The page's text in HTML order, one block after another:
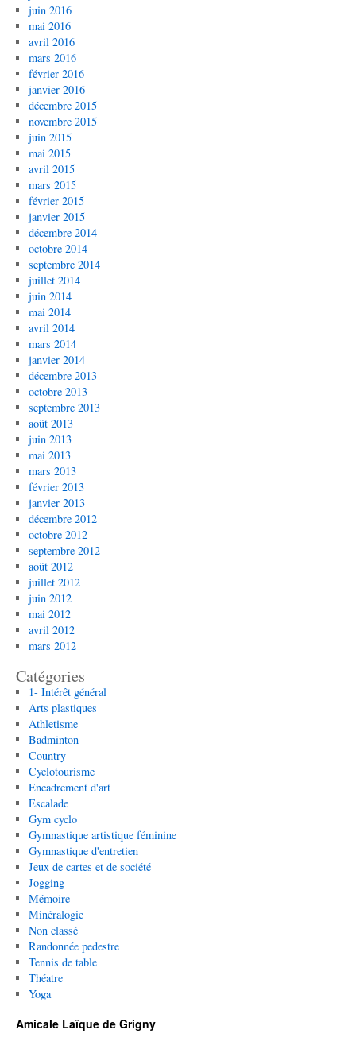
juin 2016
mai 2016
avril 2016
mars 2016
février 2016
janvier 2016
décembre 2015
novembre 2015
juin 2015
mai 2015
avril 2015
mars 2015
février 2015
janvier 2015
décembre 2014
octobre 2014
septembre 2014
juillet 2014
juin 2014
mai 2014
avril 2014
mars 2014
janvier 2014
décembre 2013
octobre 2013
septembre 2013
août 2013
juin 2013
mai 2013
mars 2013
février 2013
janvier 2013
décembre 2012
octobre 2012
septembre 2012
août 2012
juillet 2012
juin 2012
mai 2012
avril 2012
mars 2012
Catégories
1- Intérêt général
Arts plastiques
Athletisme
Badminton
Country
Cyclotourisme
Encadrement d'art
Escalade
Gym cyclo
Gymnastique artistique féminine
Gymnastique d'entretien
Jeux de cartes et de société
Jogging
Mémoire
Minéralogie
Non classé
Randonnée pedestre
Tennis de table
Théatre
Yoga
Amicale Laïque de Grigny